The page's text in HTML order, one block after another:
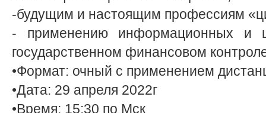
-будущим и настоящим профессиям
- применению информационных и
государственном финансовом
•Формат: очный с применением
•Дата: 29 апреля 2022г
•Время: 15:30 по Мск